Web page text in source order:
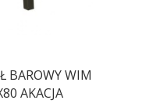
BAROWY WIM
AKACJA